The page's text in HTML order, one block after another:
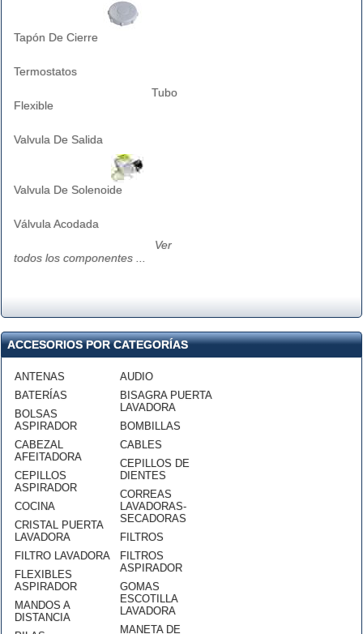
Tapón De Cierre
Termostatos
Tubo
Flexible
Valvula De Salida
Valvula De Solenoide
Válvula Acodada
Ver
todos los componentes ...
ACCESORIOS POR CATEGORÍAS
ANTENAS
BATERÍAS
BOLSAS
ASPIRADOR
CABEZAL
AFEITADORA
CEPILLOS
ASPIRADOR
COCINA
CRISTAL PUERTA
LAVADORA
FILTRO LAVADORA
FLEXIBLES
ASPIRADOR
MANDOS A
DISTANCIA
AUDIO
BISAGRA PUERTA
LAVADORA
BOMBILLAS
CABLES
CEPILLOS DE
DIENTES
CORREAS
LAVADORAS-
SECADORAS
FILTROS
FILTROS
ASPIRADOR
GOMAS
ESCOTILLA
LAVADORA
MANETA DE